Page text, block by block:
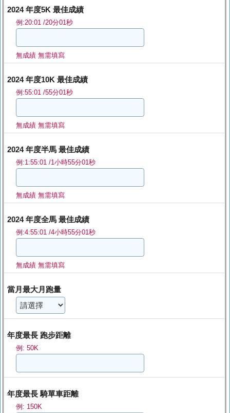
2024 年度5K 最佳成績
例:20:01 /20分01秒
無成績 無需填寫
2024 年度10K 最佳成績
例:55:01 /55分01秒
無成績 無需填寫
2024 年度半馬 最佳成績
例:1:55:01 /1小時55分01秒
無成績 無需填寫
2024 年度全馬 最佳成績
例:4:55:01 /4小時55分01秒
無成績 無需填寫
當月最大月跑量
年度最長 跑步距離
例: 50K
年度最長 騎單車距離
例: 150K